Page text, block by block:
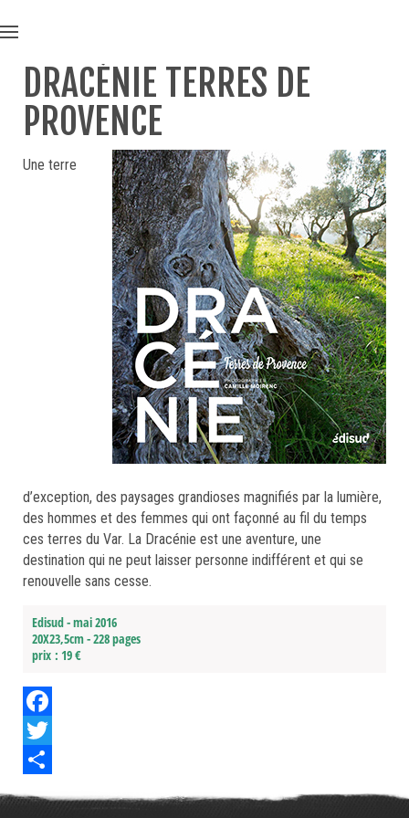
DRACÉNIE TERRES DE
PROVENCE
Une terre
d’exception, des paysages grandioses magnifiés par la lumière,
des hommes et des femmes qui ont façonné au fil du temps
ces terres du Var. La Dracénie est une aventure, une
destination qui ne peut laisser personne indifférent et qui se
renouvelle sans cesse.
Edisud - mai 2016
20X23,5cm - 228 pages
prix : 19 €
Facebook
Twitter